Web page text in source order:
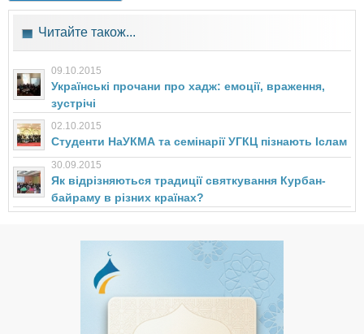
Читайте також...
09.10.2015
Українські прочани про хадж: емоції, враження,
зустрічі
02.10.2015
Студенти НаУКМА та семінарії УГКЦ пізнають Іслам
30.09.2015
Як відрізняються традиції святкування Курбан-
байраму в різних країнах?